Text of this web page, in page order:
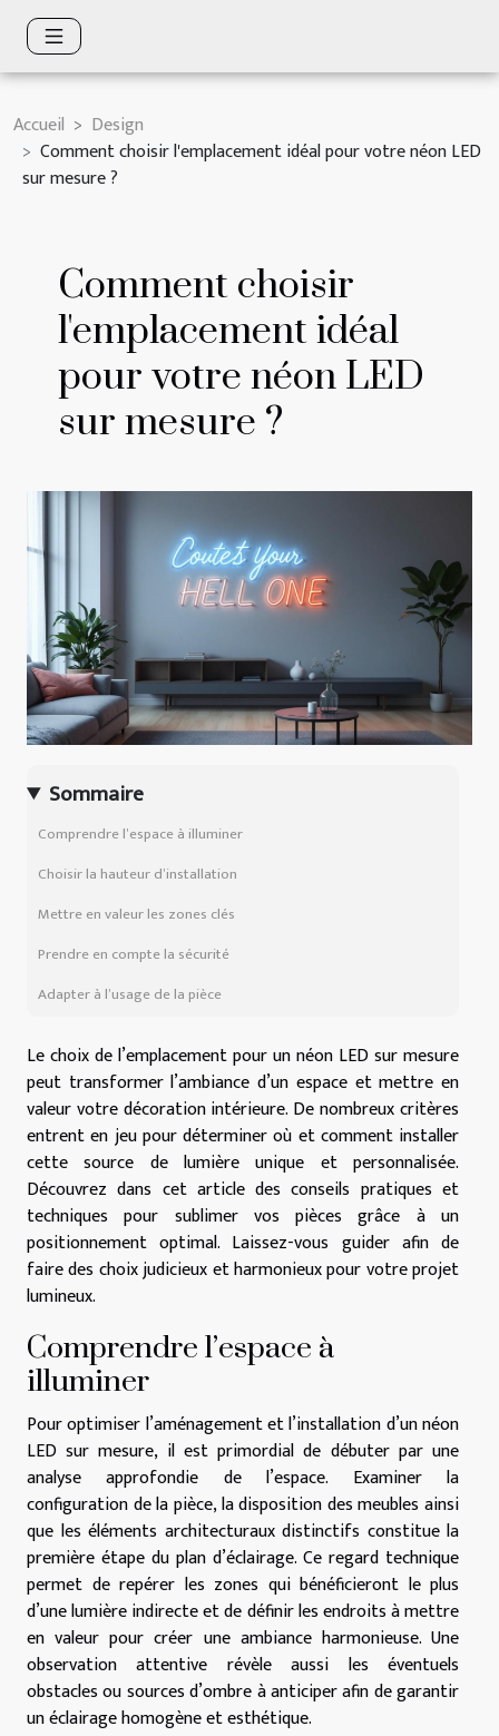
Accueil
Design
Comment choisir l'emplacement idéal pour votre néon LED
sur mesure ?
Comment choisir
l'emplacement idéal
pour votre néon LED
sur mesure ?
Sommaire
Comprendre l’espace à illuminer
Choisir la hauteur d’installation
Mettre en valeur les zones clés
Prendre en compte la sécurité
Adapter à l’usage de la pièce
Le choix de l’emplacement pour un néon LED sur mesure
peut transformer l’ambiance d’un espace et mettre en
valeur votre décoration intérieure. De nombreux critères
entrent en jeu pour déterminer où et comment installer
cette source de lumière unique et personnalisée.
Découvrez dans cet article des conseils pratiques et
techniques pour sublimer vos pièces grâce à un
positionnement optimal. Laissez-vous guider afin de
faire des choix judicieux et harmonieux pour votre projet
lumineux.
Comprendre l’espace à
illuminer
Pour optimiser l’aménagement et l’installation d’un néon
LED sur mesure, il est primordial de débuter par une
analyse approfondie de l’espace. Examiner la
configuration de la pièce, la disposition des meubles ainsi
que les éléments architecturaux distinctifs constitue la
première étape du plan d’éclairage. Ce regard technique
permet de repérer les zones qui bénéficieront le plus
d’une lumière indirecte et de définir les endroits à mettre
en valeur pour créer une ambiance harmonieuse. Une
observation attentive révèle aussi les éventuels
obstacles ou sources d’ombre à anticiper afin de garantir
un éclairage homogène et esthétique.